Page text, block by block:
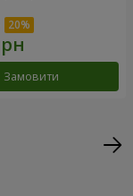
Замовити